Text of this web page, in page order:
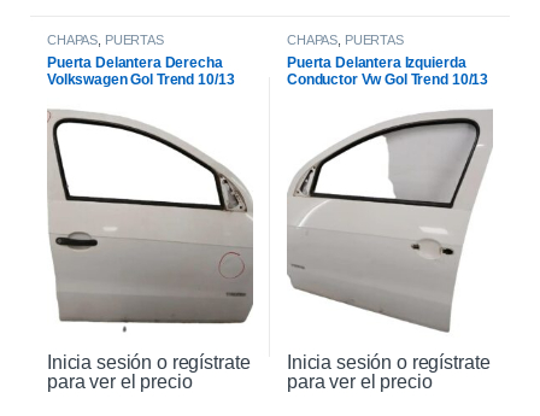
CHAPAS PUERTAS
Puerta Delantera Derecha
Volkswagen Gol Trend 10/13
Inicia sesión o regístrate
para ver el precio
CHAPAS PUERTAS
Puerta Delantera Izquierda
Conductor Vw Gol Trend 10/13
Inicia sesión o regístrate
para ver el precio